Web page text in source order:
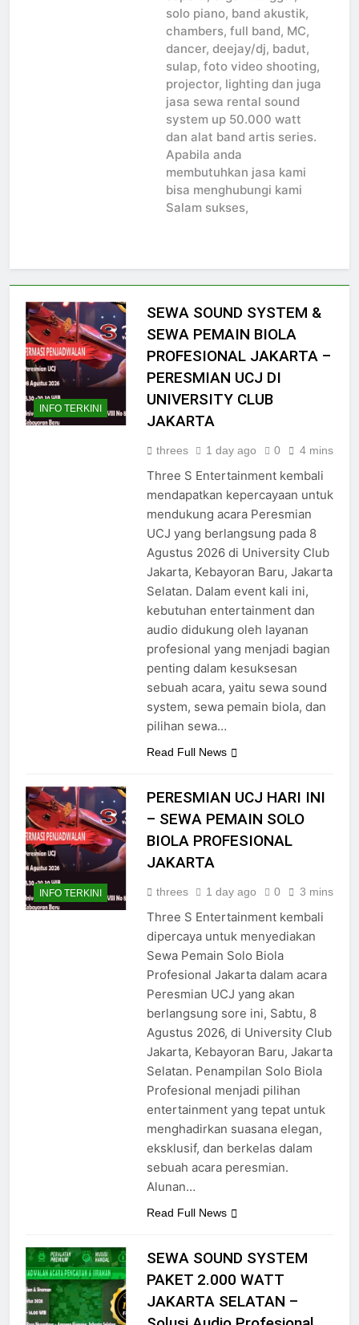
seperti, organ tunggal,
solo piano, band akustik,
chambers, full band, MC,
dancer, deejay/dj, badut,
sulap, foto video shooting,
projector, lighting dan juga
jasa sewa rental sound
system up 50.000 watt
dan alat band artis series.
Apabila anda
membutuhkan jasa kami
bisa menghubungi kami
INFO TERKINI
SEWA SOUND SYSTEM &
SEWA PEMAIN BIOLA
PROFESIONAL JAKARTA –
PERESMIAN UCJ DI
UNIVERSITY CLUB
Three S Entertainment kembali
mendapatkan kepercayaan untuk
mendukung acara Peresmian
UCJ yang berlangsung pada 8
Agustus 2026 di University Club
Jakarta, Kebayoran Baru, Jakarta
Selatan. Dalam event kali ini,
kebutuhan entertainment dan
audio didukung oleh layanan
profesional yang menjadi bagian
penting dalam kesuksesan
sebuah acara, yaitu sewa sound
system, sewa pemain biola, dan
INFO TERKINI
PERESMIAN UCJ HARI INI
– SEWA PEMAIN SOLO
BIOLA PROFESIONAL
Three S Entertainment kembali
dipercaya untuk menyediakan
Sewa Pemain Solo Biola
Profesional Jakarta dalam acara
Peresmian UCJ yang akan
berlangsung sore ini, Sabtu, 8
Agustus 2026, di University Club
Jakarta, Kebayoran Baru, Jakarta
Selatan. Penampilan Solo Biola
Profesional menjadi pilihan
entertainment yang tepat untuk
menghadirkan suasana elegan,
eksklusif, dan berkelas dalam
sebuah acara peresmian.
SEWA SOUND SYSTEM
PAKET 2.000 WATT
JAKARTA SELATAN –